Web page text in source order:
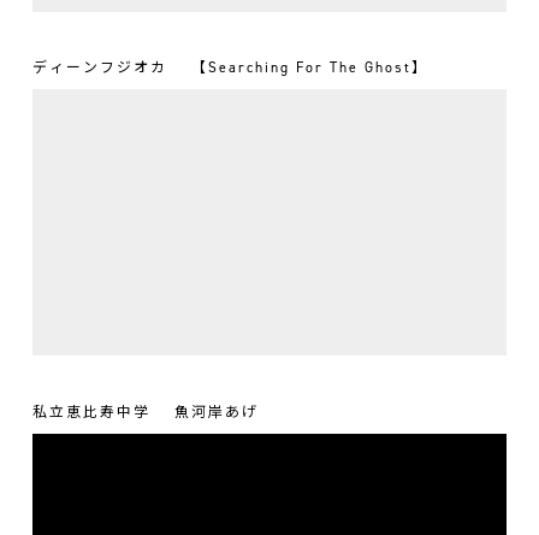
ディーンフジオカ 【Searching For The Ghost】
私立恵比寿中学 魚河岸あげ